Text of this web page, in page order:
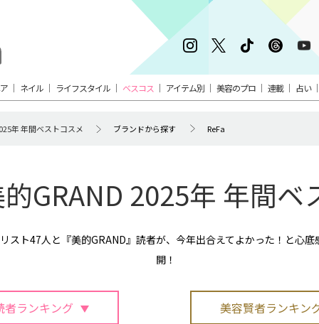
ネイル ライフスタイル ベスコス アイテム別 美容のプロ 連載 占い
年 年間ベストコスメ ブランドから探す ReFa
的GRAND 2025年 年間ベ
スト47人と『美的GRAND』読者が、今年出合えてよかった！と心
開！
者ランキング 美容賢者ランキン